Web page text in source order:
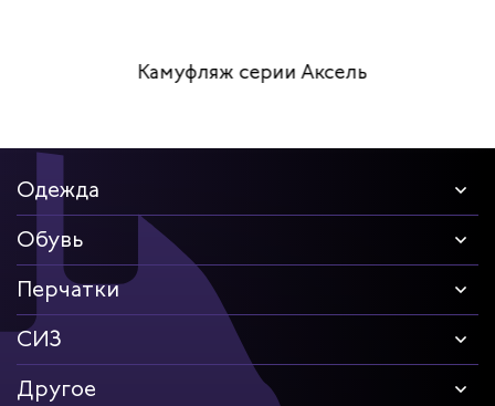
Камуфляж серии Аксель
Одежда
Обувь
Перчатки
СИЗ
Другое